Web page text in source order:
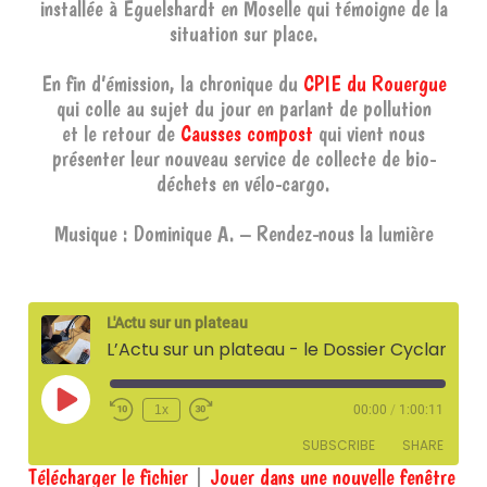
installée à Éguelshardt en Moselle qui témoigne de la
situation sur place.
En fin d’émission, la chronique du CPIE du Rouergue
qui colle au sujet du jour en parlant de pollution
et le retour de Causses compost qui vient nous
présenter leur nouveau service de collecte de bio-
déchets en vélo-cargo.
Musique : Dominique A. – Rendez-nous la lumière
L'Actu sur un plateau
Play
Episode
1x 00:00 / 1:00:11
SUBSCRIBE SHARE
Télécharger le fichier
Jouer dans une nouvelle fenêtre